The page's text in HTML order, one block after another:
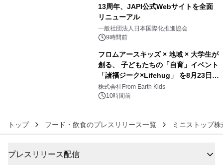
13周年、JAPI公式Webサイトを全面
リニューアル
一般社団法人日本国際化推進協会
9時間前
フロムアースキッズ × 地域 × 大学生が
創る、 子どもたちの「自育」イベント
「諸福ジーク×Lifehug」 を8月23日
(日)開催
株式会社From Earth Kids
10時間前
トップ フード・飲食のプレスリリース一覧 ミニストップ
プレスリリース配信